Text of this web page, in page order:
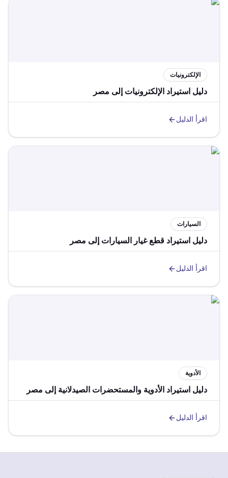
الإلكترونيات
دليل استيراد الإلكترونيات إلى مصر
اقرأ الدليل
السيارات
دليل استيراد قطع غيار السيارات إلى مصر
اقرأ الدليل
الأدوية
دليل استيراد الأدوية والمستحضرات الصيدلانية إلى مصر
اقرأ الدليل